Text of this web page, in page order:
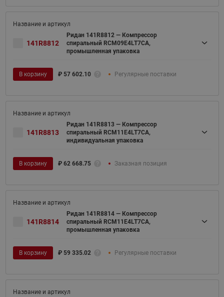
141R8812
Ридан 141R8812 — Компрессор
спиральный RCM09E4LT7CA,
промышленная упаковка
В корзину ₽ 57 602.10 Регулярные поставки
141R8813
Ридан 141R8813 — Компрессор
спиральный RCM11E4LT7CA,
индивидуальная упаковка
В корзину ₽ 62 668.75 Заказная позиция
141R8814
Ридан 141R8814 — Компрессор
спиральный RCM11E4LT7CA,
промышленная упаковка
В корзину ₽ 59 335.02 Регулярные поставки